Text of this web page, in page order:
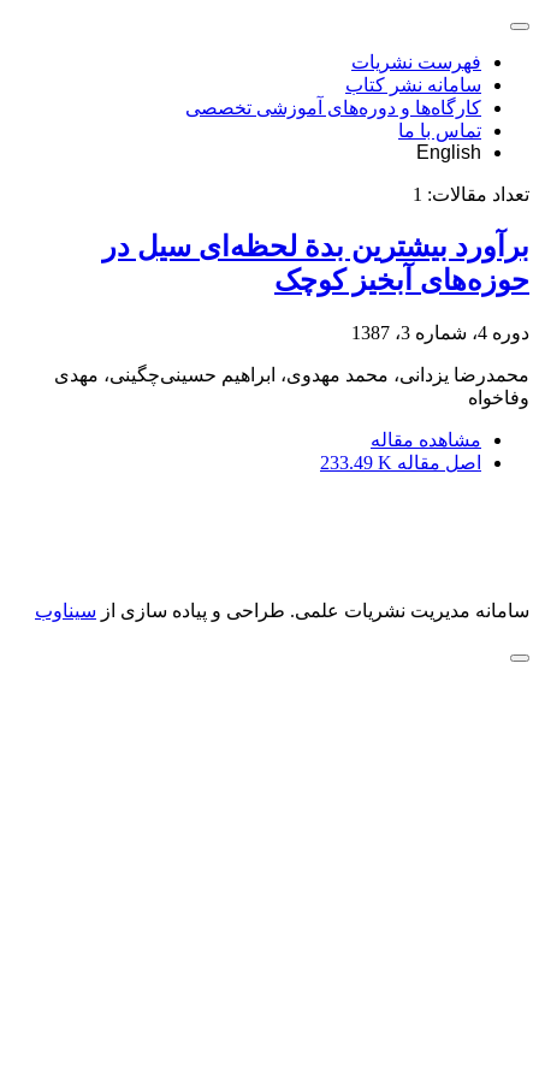
فهرست نشریات
سامانه نشر کتاب
کارگاه‌ها و دوره‌های آموزشی تخصصی
تماس با ما
English
تعداد مقالات: 1
برآورد بیشترین بدة لحظه‌ای سیل در
حوزه‌های آبخیز کوچک
دوره 4، شماره 3، 1387
محمدرضا یزدانی، محمد مهدوی، ابراهیم حسینی‌چگینی، مهدی
وفاخواه
مشاهده مقاله
اصل مقاله 233.49 K
سامانه مدیریت نشریات علمی. طراحی و پیاده سازی از سیناوب